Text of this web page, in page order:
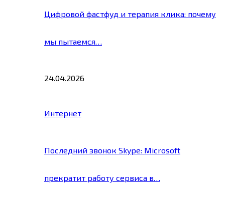
Цифровой фастфуд и терапия клика: почему
мы пытаемся…
24.04.2026
Интернет
Последний звонок Skype: Microsoft
прекратит работу сервиса в…